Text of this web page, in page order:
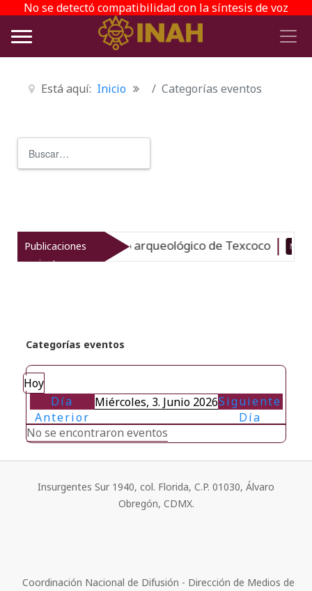
No se detectó compatibilidad con la síntesis de voz
Está aquí: Inicio Categorías eventos
Publicaciones
recientes
el patrimonio arqueológico de Texcoco Nuevo
Categorías eventos
Hoy
Día
Anterior
Miércoles, 3. Junio 2026Siguiente
Día
No se encontraron eventos
Insurgentes Sur 1940, col. Florida, C.P. 01030, Álvaro
Obregón, CDMX.
Coordinación Nacional de Difusión - Dirección de Medios de